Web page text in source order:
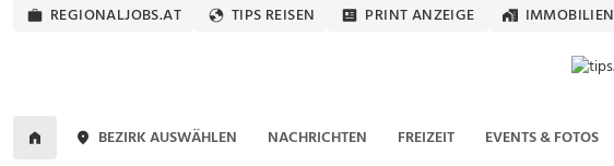
REGIONALJOBS.AT TIPS REISEN PRINT ANZEIGE IMMOBILIEN
BEZIRK AUSWÄHLEN NACHRICHTEN FREIZEIT EVENTS & FOTOS